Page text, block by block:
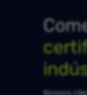
Nossos